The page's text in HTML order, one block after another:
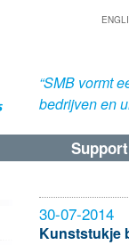
“SMB vormt
bedrijven en
Support
30-07-2014
Kunststukje